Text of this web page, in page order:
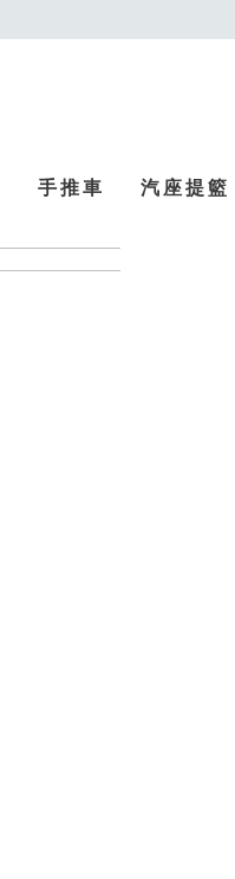
手推車 汽座提籃